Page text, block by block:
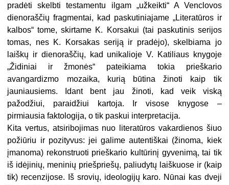
pradėti skelbti testamentu ilgam „užkeikti“ A Venclovos
dienoraščių fragmentai, kad paskutiniajame „Literatūros ir
kalbos“ tome, skirtame K. Korsakui (tai paskutinis serijos
tomas, nes K. Korsakas seriją ir pradėjo), skelbiama jo
laiškų ir dienoraščių, kad unikalioje V. Katiliaus knygoje
„Židiniai ir žmonės“ pateikiama tokia prieškario
avangardizmo mozaika, kurią būtina žinoti kaip tik
jauniausiems. Idant bent jau žinoti, kad veik viską
pažodžiui, paraidžiui kartoja. Ir visose knygose –
pirmiausia faktologija, o tik paskui interpretacija.
Kita vertus, atsiribojimas nuo literatūros vakardienos šiuo
požiūriu ir pozityvus: jei galime autentiškai (žinoma, kiek
įmanoma) rekonstruoti prieškario kultūrinį gyvenimą, tai tik
iš idėjinių, meninių priešpriešų, paliudytų laiškuose ir (kaip
tik) recenzijose. Iš srovių, ideologijų karo. Nūnai kas dveji